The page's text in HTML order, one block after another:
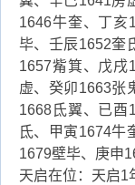
1646牛奎、丁亥
毕、壬辰1652奎
1657觜箕、戊戌
虚、癸卯1663张
1668氐翼、已酉
氐、甲寅1674牛
1679壁毕、庚申
天启在位：天启1